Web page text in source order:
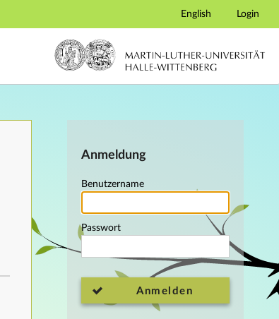
English Login
Anmeldung
Benutzername
Passwort
Anmelden